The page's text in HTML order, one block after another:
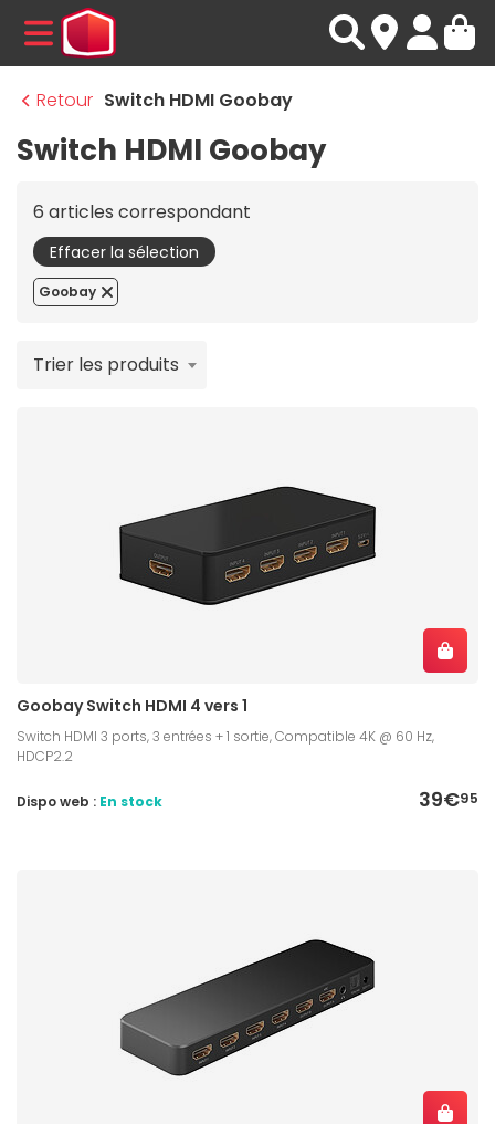
MENU
Retour Switch HDMI Goobay
Switch HDMI Goobay
6 articles correspondant
Effacer la sélection
Goobay
Trier les produits
Goobay Switch HDMI 4 vers 1
Switch HDMI 3 ports, 3 entrées + 1 sortie, Compatible 4K @ 60 Hz,
HDCP2.2
39€95
Dispo web : En stock